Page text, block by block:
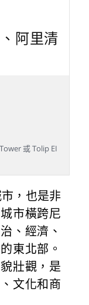
阿里清
或 Tolip EI
，也是非
市橫跨尼
、經濟、
東北部。
壯觀，是
文化和商